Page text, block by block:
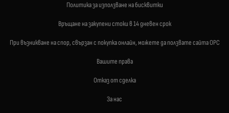
Политика за използване на бисквитки
Връщане на закупени стоки в 14 дневен срок
При възникване на спор, свързан с покупка онлайн, можете да ползвате сайта ОРС
Вашите права
Отказ от сделка
За нас